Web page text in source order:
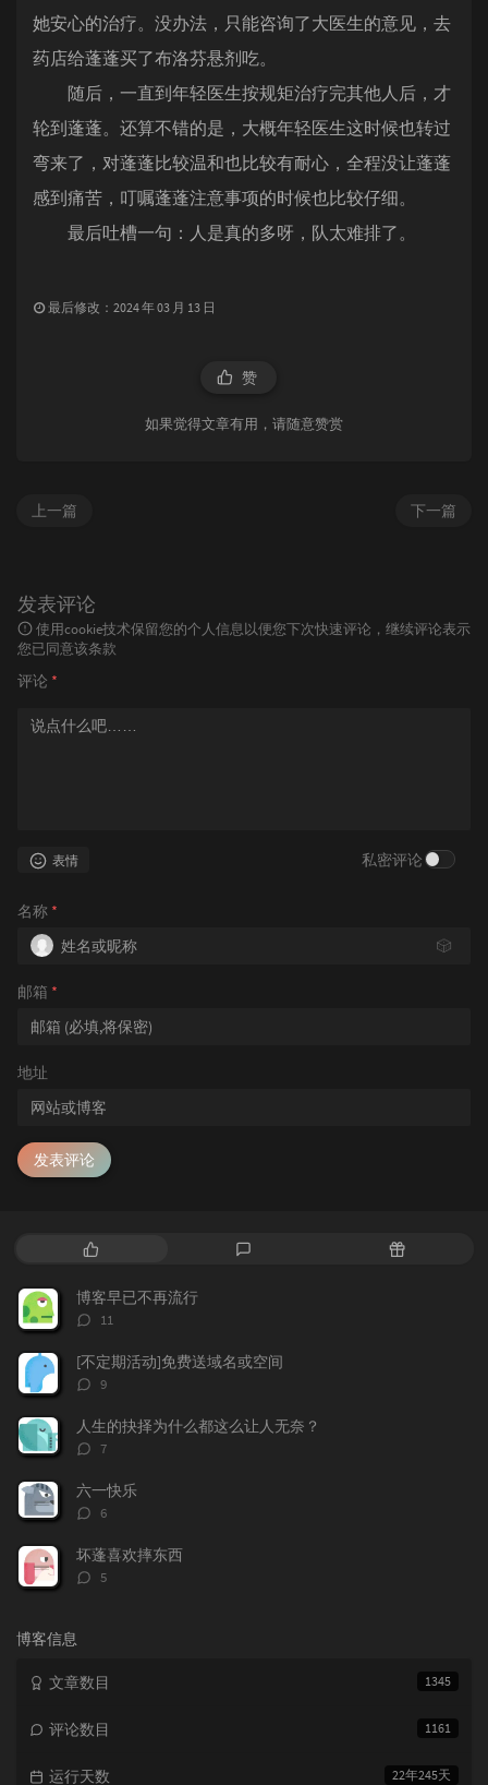
她安心的治疗。没办法，只能咨询了大医生的意见，去
药店给蓬蓬买了布洛芬悬剂吃。
随后，一直到年轻医生按规矩治疗完其他人后，才
轮到蓬蓬。还算不错的是，大概年轻医生这时候也转过
弯来了，对蓬蓬比较温和也比较有耐心，全程没让蓬蓬
感到痛苦，叮嘱蓬蓬注意事项的时候也比较仔细。
最后吐槽一句：人是真的多呀，队太难排了。
最后修改：2024 年 03 月 13 日
赞
如果觉得文章有用，请随意赞赏
下一篇
上一篇
发表评论
使用cookie技术保留您的个人信息以便您下次快速评论，继续评论表示
您已同意该条款
评论 *
表情 私密评论
名称 *
🎲
邮箱 *
地址
发表评论
热
文
章
随
博客早已不再流行
评
数：
11
[不定期活动]免费送域名或空间
评
数：
9
人生的抉择为什么都这么让人无奈？
评
数：
7
六一快乐
评
数：
6
坏蓬喜欢摔东西
评
5
博客信息
1345
文章数目
1161
评论数目
22年245天
运行天数